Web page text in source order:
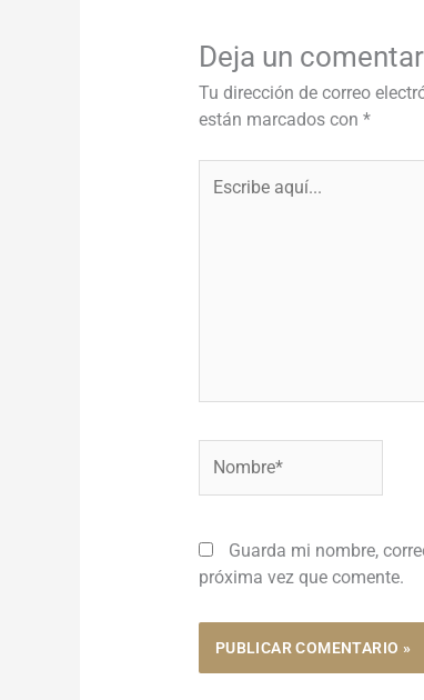
Deja un
Tu dirección de correo
están marcados con *
aquí...
Guarda mi nombre,
próxima vez que comente.